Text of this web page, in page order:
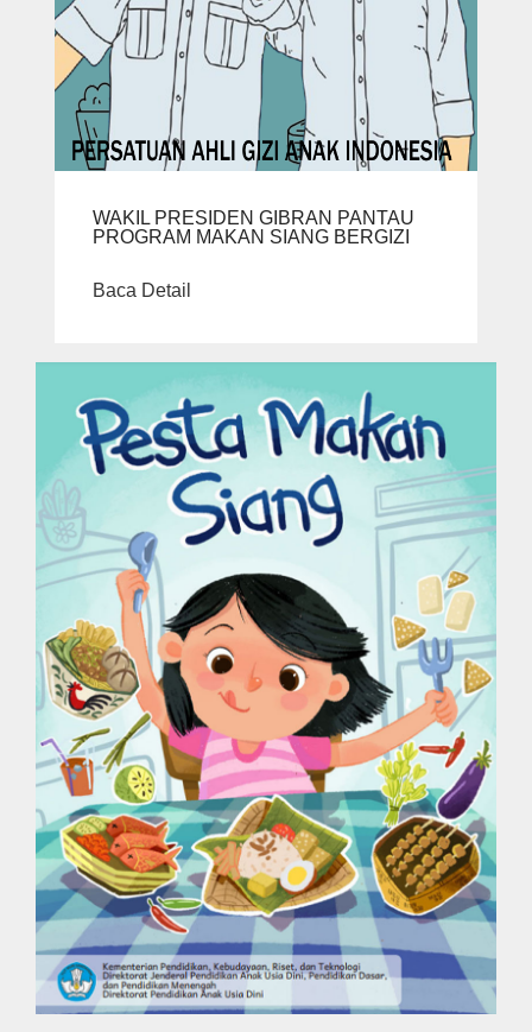
WAKIL PRESIDEN GIBRAN PANTAU
PROGRAM MAKAN SIANG BERGIZI
Baca Detail